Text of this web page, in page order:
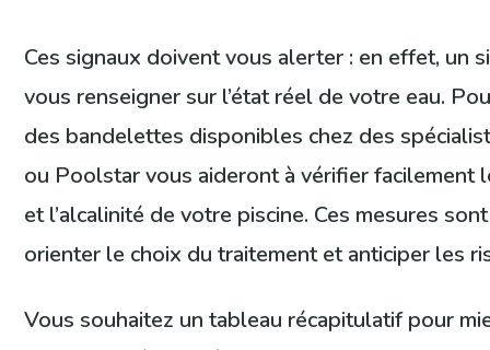
Ces signaux doivent vous alerter : en effet, un
vous renseigner sur l’état réel de votre eau.
des bandelettes disponibles chez des
ou Poolstar vous aideront à vérifier facilement
et l’alcalinité de votre piscine. Ces mesures
orienter le choix du traitement et anticiper les
Vous souhaitez un tableau récapitulatif pour